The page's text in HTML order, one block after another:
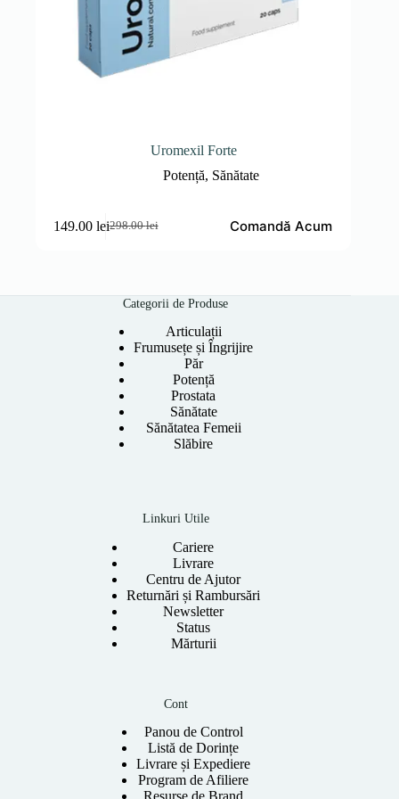
Uromexil Forte
Potență, Sănătate
298.00lei
Prețul
298.00 lei.
149.00 leiPrețul
Comandă Acum
Categorii de Produse
Articulații
Frumusețe și Îngrijire
Păr
Potență
Prostata
Sănătate
Sănătatea Femeii
Slăbire
Linkuri Utile
Cariere
Livrare
Centru de Ajutor
Returnări și Rambursări
Newsletter
Status
Mărturii
Cont
Panou de Control
Listă de Dorințe
Livrare și Expediere
Program de Afiliere
Resurse de Brand